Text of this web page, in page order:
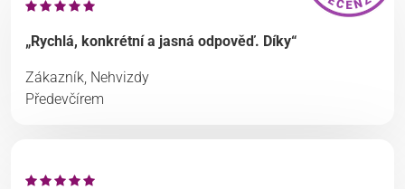
„Rychlá, konkrétní a jasná odpověď. Díky“
Zákazník, Nehvizdy
Předevčírem